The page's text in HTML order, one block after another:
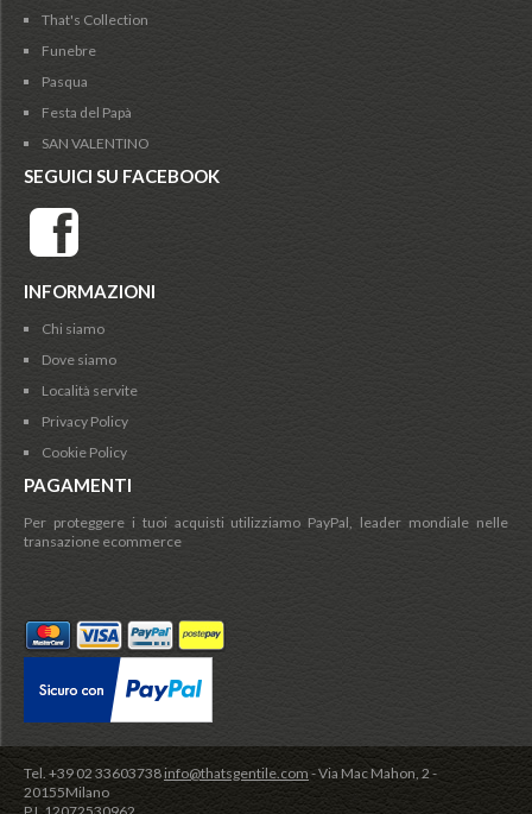
That's Collection
Funebre
Pasqua
Festa del Papà
SAN VALENTINO
SEGUICI SU FACEBOOK
INFORMAZIONI
Chi siamo
Dove siamo
Località servite
Privacy Policy
Cookie Policy
PAGAMENTI
Per proteggere i tuoi acquisti utilizziamo PayPal, leader mondiale nelle
transazione ecommerce
Tel. +39 02 33603738info@thatsgentile.com- Via Mac Mahon, 2 -
20155Milano